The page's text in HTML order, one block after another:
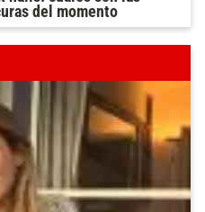
del momento